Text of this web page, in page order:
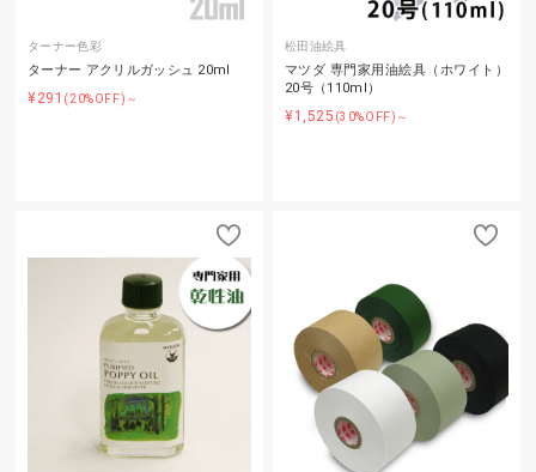
ターナー色彩
ターナー アクリルガッシュ 20ml
¥291 (20%OFF)～
松田油絵具
マツダ 専門家用油絵具（ホワイト）
20号（110ml）
¥1,525 (30%OFF)～